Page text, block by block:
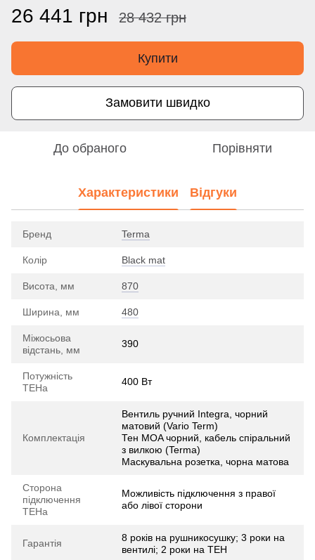
26 441 грн 28 432 грн
Купити
Замовити швидко
До обраного Порівняти
Характеристики Відгуки
Бренд Terma
Колір Black mat
Висота, мм 870
Ширина, мм 480
Міжосьова
відстань, мм
390
Потужність
ТЕНа
400 Вт
Комплектація
Вентиль ручний Integra, чорний
матовий (Vario Term)
Тен MOA чорний, кабель спіральний
з вилкою (Terma)
Маскувальна розетка, чорна матова
Сторона
підключення
ТЕНа
Можливість підключення з правої
або лівої сторони
Гарантія
8 років на рушникосушку; 3 роки на
вентилі; 2 роки на ТЕН